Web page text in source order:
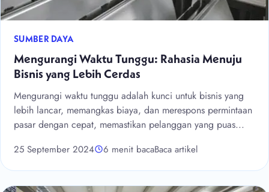
SUMBER DAYA
Mengurangi Waktu Tunggu: Rahasia Menuju
Bisnis yang Lebih Cerdas
Mengurangi waktu tunggu adalah kunci untuk bisnis yang
lebih lancar, memangkas biaya, dan merespons permintaan
pasar dengan cepat, memastikan pelanggan yang puas...
25 September 2024 6 menit bacaBaca artikel